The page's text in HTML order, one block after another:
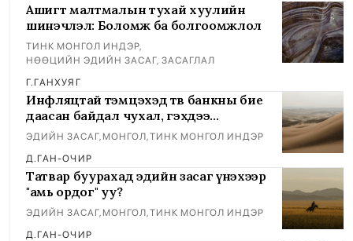
Ашигт малтмалын тухай хуулийн
шинэчлэл: Боломж ба болгоомжлол
ТИНК МОНГОЛ ИНДЭР,
НӨӨЦИЙН ЭДИЙН ЗАСАГ, ЗАСАГЛАЛ
Г.ГАНХУЯГ
Инфляцтай тэмцэхэд төв банкны бие
даасан байдал чухал, гэхдээ
дангаараа хангалтгүй...
ЭДИЙН ЗАСАГ, МОНГОЛ,ТИНК МОНГОЛ ИНДЭР
Д.ГАН-ОЧИР
Татвар буурахад эдийн засаг үнэхээр
"амь ордог" уу?
ЭДИЙН ЗАСАГ, МОНГОЛ,ТИНК МОНГОЛ ИНДЭР
Д.ГАН-ОЧИР